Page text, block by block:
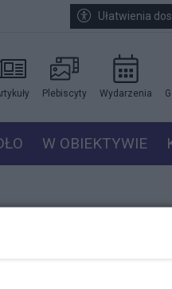
Ułatwienia
Plebiscyty Wydarzenia
W OBIEKTYWIE